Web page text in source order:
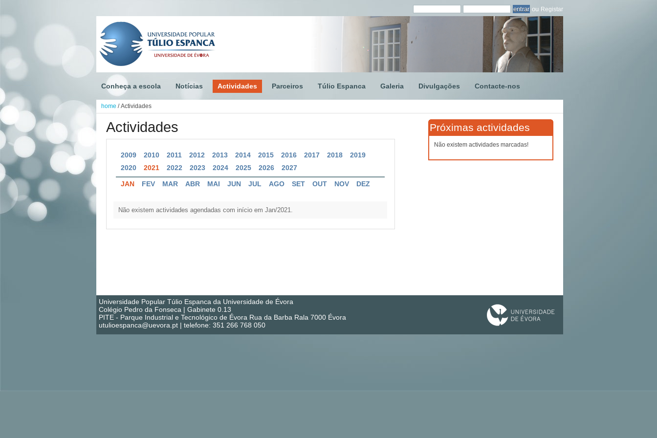
ou Registar
Conheça a escola Notícias Actividades Parceiros Túlio Espanca Galeria Divulgações Contacte-nos
home / Actividades
Actividades
2009 2010 2011 2012 2013 2014 2015 2016 2017 2018
2019
2020
2021 2022 2023 2024 2025 2026 2027
JAN FEV MAR ABR MAI JUN JUL AGO SET OUT NOV DEZ
Não existem actividades agendadas com início em Jan/2021.
Próximas actividades
Não existem actividades marcadas!
Universidade Popular Túlio Espanca da Universidade de Évora
Colégio Pedro da Fonseca | Gabinete 0.13
PITE - Parque Industrial e Tecnológico de Évora Rua da Barba Rala 7000 Évora
utulioespanca@uevora.pt | telefone: 351 266 768 050